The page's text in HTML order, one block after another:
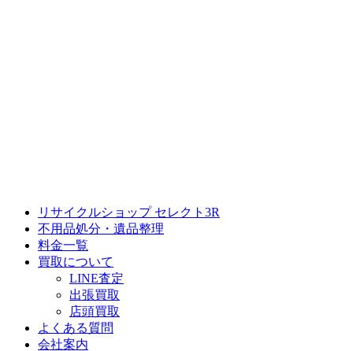
リサイクルショップ セレクト3R
不用品処分・遺品整理
料金一覧
買取について
LINE査定
出張買取
店頭買取
よくある質問
会社案内